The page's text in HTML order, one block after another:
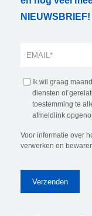
NIEUWSBRIEF!
Ik wil graag
diensten of
toestemming te
afmeldlink
Voor informatie over
verwerken en